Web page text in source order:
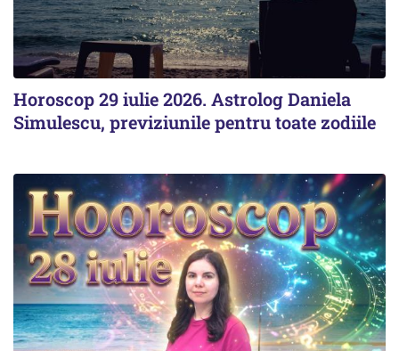
Horoscop 29 iulie 2026. Astrolog Daniela
Simulescu, previziunile pentru toate zodiile